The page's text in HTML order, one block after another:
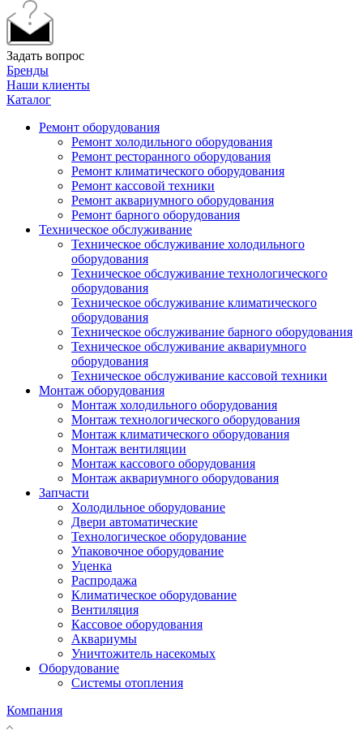
Задать вопрос
Бренды
Наши клиенты
Каталог
Ремонт оборудования
Ремонт холодильного оборудования
Ремонт ресторанного оборудования
Ремонт климатического оборудования
Ремонт кассовой техники
Ремонт аквариумного оборудования
Ремонт барного оборудования
Техническое обслуживание
Техническое обслуживание холодильного
оборудования
Техническое обслуживание технологического
оборудования
Техническое обслуживание климатического
оборудования
Техническое обслуживание барного оборудования
Техническое обслуживание аквариумного
оборудования
Техническое обслуживание кассовой техники
Монтаж оборудования
Монтаж холодильного оборудования
Монтаж технологического оборудования
Монтаж климатического оборудования
Монтаж вентиляции
Монтаж кассового оборудования
Монтаж аквариумного оборудования
Запчасти
Холодильное оборудование
Двери автоматические
Технологическое оборудование
Упаковочное оборудование
Уценка
Распродажа
Климатическое оборудование
Вентиляция
Кассовое оборудования
Аквариумы
Уничтожитель насекомых
Оборудование
Системы отопления
Компания